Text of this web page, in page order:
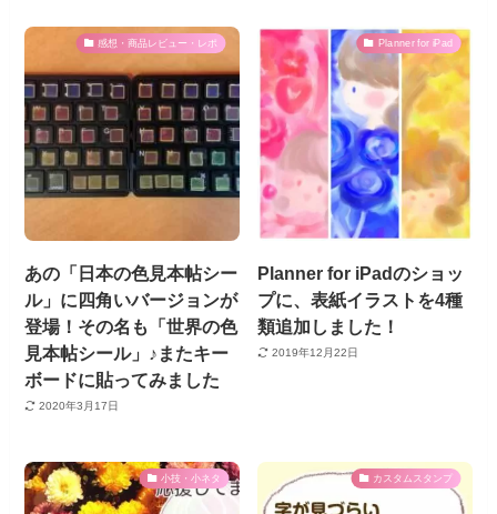
感想・商品レビュー・レポ
あの「日本の色見本帖シー
ル」に四角いバージョンが
登場！その名も「世界の色
見本帖シール」♪またキー
ボードに貼ってみました
2020年3月17日
Planner for iPad
Planner for iPadのショッ
プに、表紙イラストを4種
類追加しました！
2019年12月22日
小技・小ネタ カスタムスタンプ